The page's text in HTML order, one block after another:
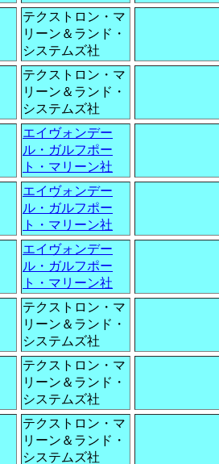
テクストロン・マ
リーン＆ランド・
システムズ社
テクストロン・マ
リーン＆ランド・
システムズ社
エイヴォンデー
ル・ガルフポー
ト・マリーン社
エイヴォンデー
ル・ガルフポー
ト・マリーン社
エイヴォンデー
ル・ガルフポー
ト・マリーン社
テクストロン・マ
リーン＆ランド・
システムズ社
テクストロン・マ
リーン＆ランド・
システムズ社
テクストロン・マ
リーン＆ランド・
システムズ社